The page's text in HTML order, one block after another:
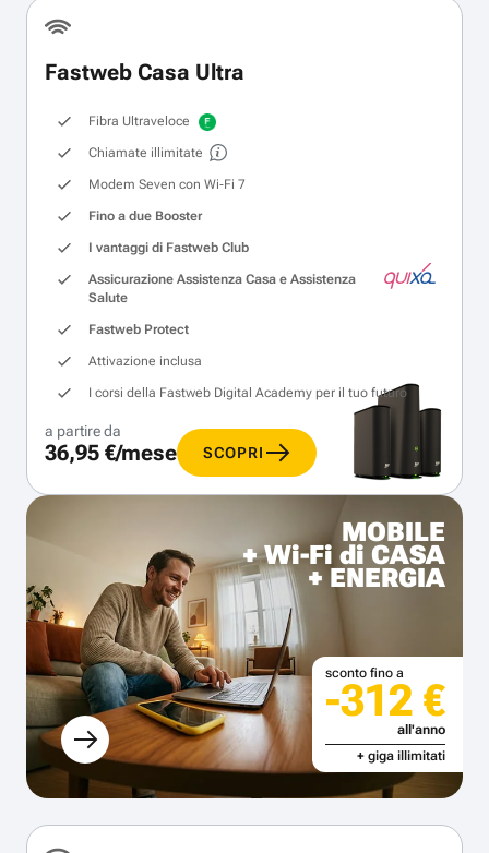
Fastweb Casa Ultra
Fibra Ultraveloce
Chiamate illimitate
Modem Seven con Wi‑Fi 7
Fino a due Booster
I vantaggi di Fastweb Club
Assicurazione Assistenza Casa e Assistenza
Salute
Fastweb Protect
Attivazione inclusa
I corsi della Fastweb Digital Academy per il tuo futuro
a partire da
36,95 €/mese SCOPRI
MOBILE
+ Wi-Fi di CASA
+ ENERGIA
sconto fino a
-312 €
all'anno
+ giga illimitati